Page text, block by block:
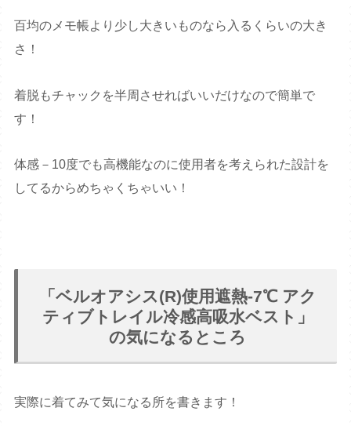
百均のメモ帳より少し大きいものなら入るくらいの大き
さ！
着脱もチャックを半周させればいいだけなので簡単で
す！
体感－10度でも高機能なのに使用者を考えられた設計を
してるからめちゃくちゃいい！
「ベルオアシス(R)使用遮熱-7℃ アク
ティブトレイル冷感高吸水ベスト」
の気になるところ
実際に着てみて気になる所を書きます！